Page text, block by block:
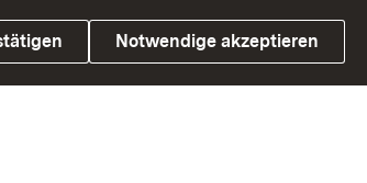
Impressum
Notwendige akzeptieren